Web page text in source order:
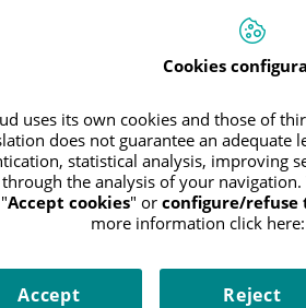
con la libido ni
una cifra muy por debajo de
Cookies
uses its own cookies and those of
does not guarantee an adequate
statistical analysis, improving
the analysis of your navigation.
Accept cookies" or configure/refuse
more information click here:
Reject
Accept